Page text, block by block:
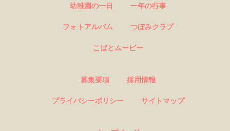
幼稚園の一日 一年の行事
フォトアルバム つぼみクラブ
こばとムービー
募集要項 採用情報
プライバシーポリシー サイトマップ